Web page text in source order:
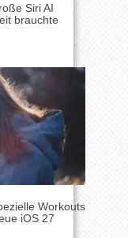
Siri AI
brauchte
Workouts
iOS 27